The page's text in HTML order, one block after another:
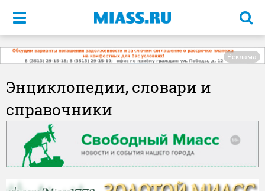
Меню
Реклама
Энциклопедии, словари и
справочники